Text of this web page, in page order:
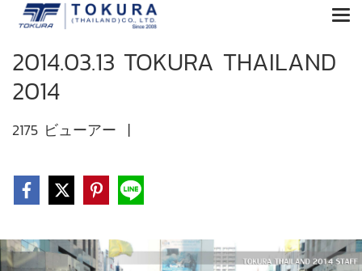
2014.03.13 TOKURA THAILAND
2014
2175 ビューアー |